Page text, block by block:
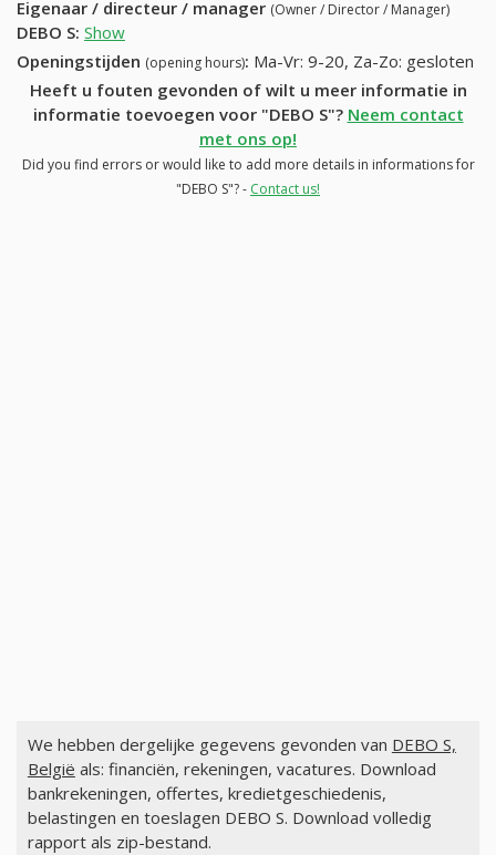
Eigenaar / directeur / manager (Owner / Director / Manager)
DEBO S: Show
Openingstijden (opening hours): Ma-Vr: 9-20, Za-Zo: gesloten
Heeft u fouten gevonden of wilt u meer informatie in
informatie toevoegen voor "DEBO S"? Neem contact
met ons op!
Did you find errors or would like to add more details in informations for
"DEBO S"? - Contact us!
We hebben dergelijke gegevens gevonden van DEBO S,
België als: financiën, rekeningen, vacatures. Download
bankrekeningen, offertes, kredietgeschiedenis,
belastingen en toeslagen DEBO S. Download volledig
rapport als zip-bestand.